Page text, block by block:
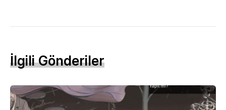
İlgili Gönderiler